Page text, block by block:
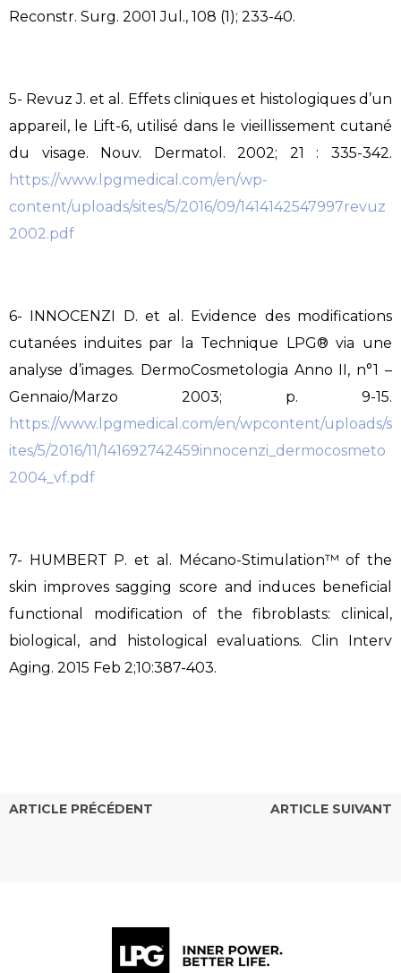
Reconstr. Surg. 2001 Jul., 108 (1); 233-40.
5- Revuz J. et al. Effets cliniques et histologiques d’un
appareil, le Lift-6, utilisé dans le vieillissement cutané
du visage. Nouv. Dermatol. 2002; 21 : 335-342.
https://www.lpgmedical.com/en/wp-
content/uploads/sites/5/2016/09/1414142547997revuz
2002.pdf
6- INNOCENZI D. et al. Evidence des modifications
cutanées induites par la Technique LPG® via une
analyse d’images. DermoCosmetologia Anno II, n°1 –
Gennaio/Marzo 2003; p. 9-15.
https://www.lpgmedical.com/en/wpcontent/uploads/s
ites/5/2016/11/141692742459innocenzi_dermocosmeto
2004_vf.pdf
7- HUMBERT P. et al. Mécano-Stimulation™ of the
skin improves sagging score and induces beneficial
functional modification of the fibroblasts: clinical,
biological, and histological evaluations. Clin Interv
Aging. 2015 Feb 2;10:387-403.
ARTICLE PRÉCÉDENT ARTICLE SUIVANT